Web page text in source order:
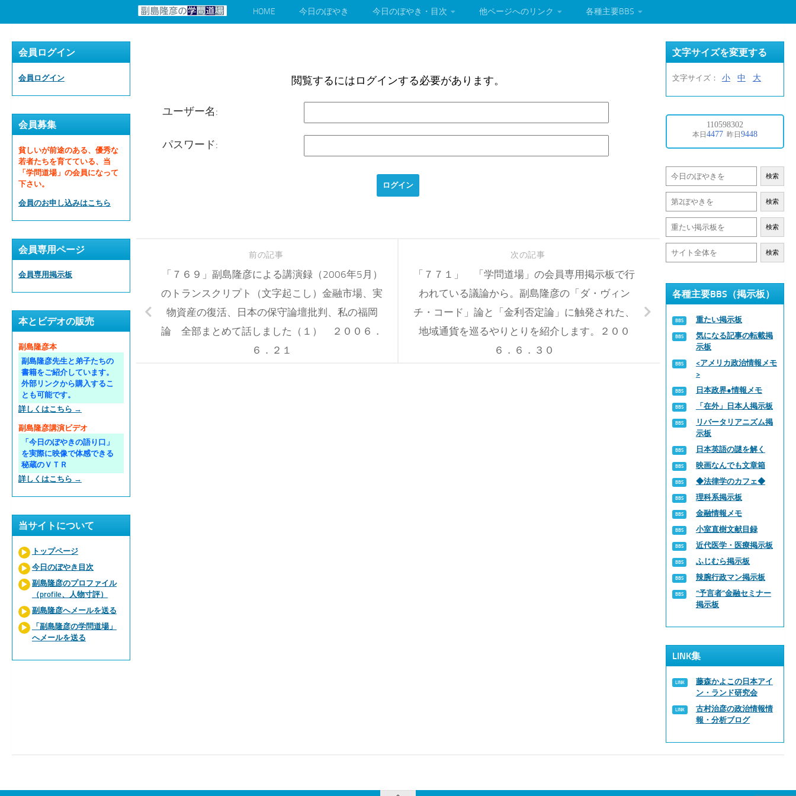
HOME 今日のぼやき 今日のぼやき・目次 他ページへのリンク 各種主要BBS
閲覧するにはログインする必要があります。
ユーザー名:
パスワード:
次の記事
「７７１」 「学問道場」の会員専用掲示板で行
われている議論から。副島隆彦の「ダ・ヴィン
チ・コード」論と「金利否定論」に触発された、
地域通貨を巡るやりとりを紹介します。２００
６．６．３０
前の記事
「７６９」副島隆彦による講演録（2006年5月）
のトランスクリプト（文字起こし）金融市場、実
物資産の復活、日本の保守論壇批判、私の福岡
論 全部まとめて話しました（１） ２００６．
６．２１
会員ログイン
会員ログイン
会員募集
貧しいが前途のある、優秀な
若者たちを育てている、当
「学問道場」の会員になって
下さい。
会員のお申し込みはこちら
会員専用ページ
会員専用掲示板
本とビデオの販売
副島隆彦本
副島隆彦先生と弟子たちの
書籍をご紹介しています。
外部リンクから購入するこ
とも可能です。
詳しくはこちら →
副島隆彦講演ビデオ
「今日のぼやきの語り口」
を実際に映像で体感できる
秘蔵のＶＴＲ
詳しくはこちら →
当サイトについて
トップページ
今日のぼやき目次
副島隆彦のプロファイル
（profile、人物寸評）
副島隆彦へメールを送る
「副島隆彦の学問道場」
へメールを送る
文字サイズを変更する
文字サイズ： 小 中 大
検索
検索
検索
検索
各種主要BBS（掲示板）
重たい掲示板
気になる記事の転載掲
示板
<アメリカ政治情報メモ
>
日本政界●情報メモ
「在外」日本人掲示板
リバータリアニズム掲
示板
日本英語の謎を解く
映画なんでも文章箱
◆法律学のカフェ◆
理科系掲示板
金融情報メモ
小室直樹文献目録
近代医学・医療掲示板
ふじむら掲示板
辣腕行政マン掲示板
“予言者”金融セミナー
掲示板
LINK集
藤森かよこの日本アイ
ン・ランド研究会
古村治彦の政治情報情
報・分析ブログ